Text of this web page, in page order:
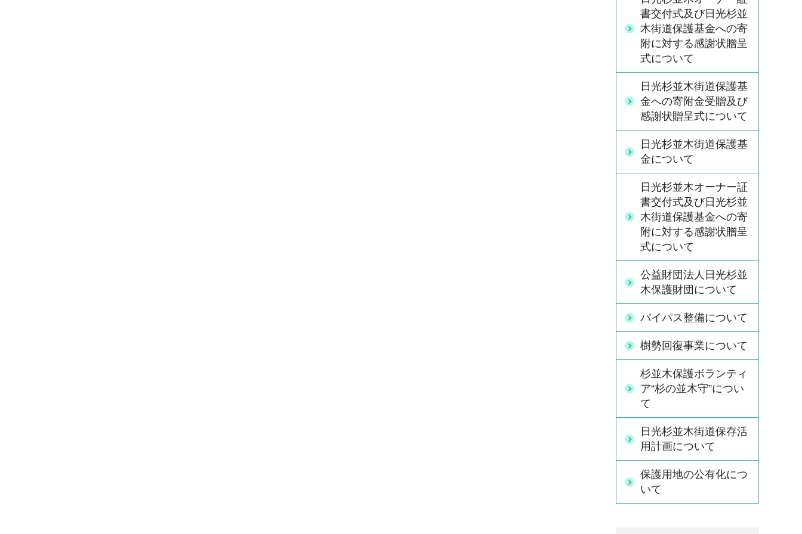
書交付式及び日光杉並
木街道保護基金への寄
附に対する感謝状贈呈
式について
日光杉並木街道保護基
金への寄附金受贈及び
感謝状贈呈式について
日光杉並木街道保護基
金について
日光杉並木オーナー証
書交付式及び日光杉並
木街道保護基金への寄
附に対する感謝状贈呈
式について
公益財団法人日光杉並
木保護財団について
バイパス整備について
樹勢回復事業について
杉並木保護ボランティ
ア“杉の並木守”につい
て
日光杉並木街道保存活
用計画について
保護用地の公有化につ
いて